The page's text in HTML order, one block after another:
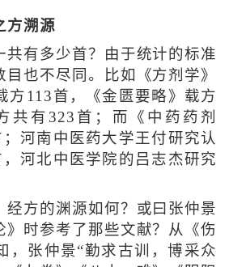
溯源
有多少首？由于统计的标准
也不尽同。比如《方剂学》
方113首，《金匮要略》载方
共有323首；而《中药药剂
河南中医药大学王付研究认
河北中医学院的吕志杰研究
方的渊源如何？或曰张仲景
》时参考了那些文献？从《伤
，张仲景“勤求古训，博采众